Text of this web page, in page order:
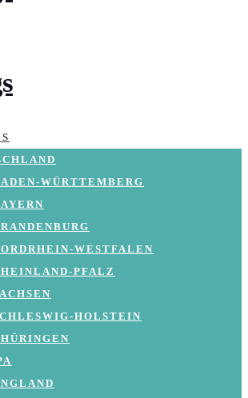
WÜRTTEMBERG
WESTFALEN
PFALZ
HOLSTEIN